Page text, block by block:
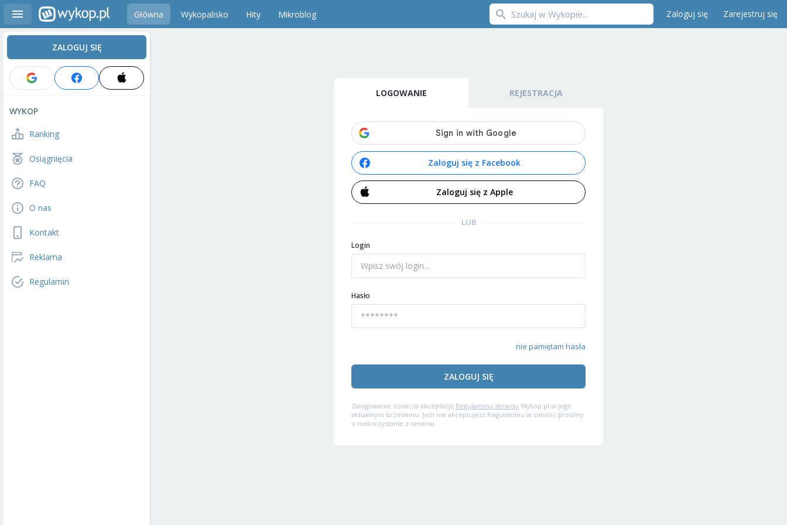
Główna Wykopalisko Hity Mikroblog Zaloguj się Zarejestruj się
ZALOGUJ SIĘ
WYKOP
Ranking
Osiągnięcia
FAQ
O nas
Kontakt
Reklama
Regulamin
LOGOWANIE REJESTRACJA
Zaloguj się z Facebook
Zaloguj się z Apple
LUB
Login
Hasło
nie pamiętam hasła
ZALOGUJ SIĘ
Zalogowanie oznacza akceptację Regulaminu serwisu Wykop.pl w jego
aktualnym brzmieniu. Jeśli nie akceptujesz Regulaminu w całości, prosimy
o niekorzystanie z serwisu.